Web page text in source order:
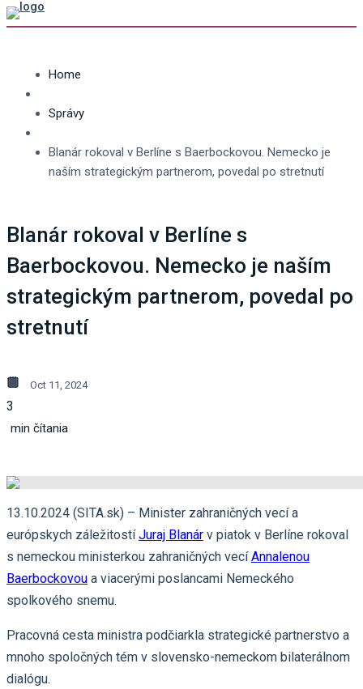
Home
Správy
Blanár rokoval v Berlíne s Baerbockovou. Nemecko je
naším strategickým partnerom, povedal po stretnutí
Blanár rokoval v Berlíne s
Baerbockovou. Nemecko je naším
strategickým partnerom, povedal po
stretnutí
Oct 11, 2024
3
min čítania
13.10.2024 (SITA.sk) – Minister zahraničných vecí a
európskych záležitostíJuraj Blanár v piatok v Berlíne rokoval
s nemeckou ministerkou zahraničných vecíAnnalenou
Baerbockovou a viacerými poslancami Nemeckého
spolkového snemu.
Pracovná cesta ministra podčiarkla strategické partnerstvo a
mnoho spoločných tém v slovensko-nemeckom bilaterálnom
dialógu.